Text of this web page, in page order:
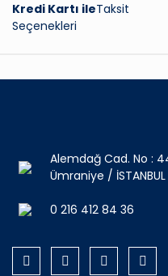
Kredi Kartı ileTaksit
Seçenekleri
Alemdağ Cad. No :
Ümraniye / İSTANBUL
0 216 412 84 36